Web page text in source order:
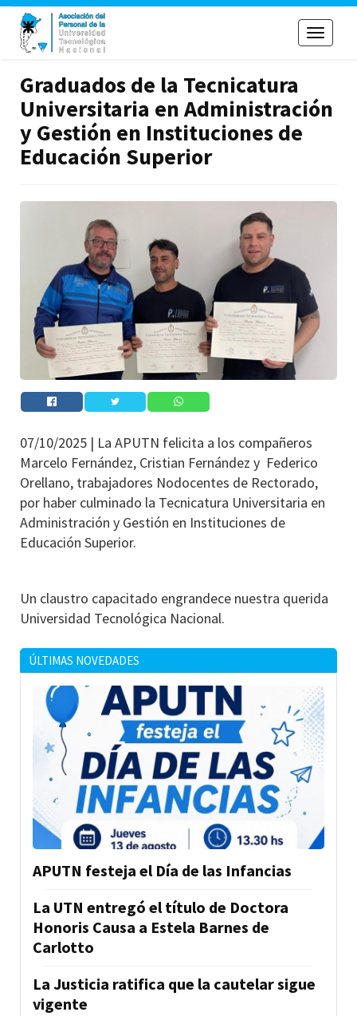
Toggle
Graduados de la Tecnicatura
Universitaria en Administración
y Gestión en Instituciones de
Educación Superior
07/10/2025 | La APUTN felicita a los compañeros
Marcelo Fernández, Cristian Fernández y Federico
Orellano, trabajadores Nodocentes de Rectorado,
por haber culminado la Tecnicatura Universitaria en
Administración y Gestión en Instituciones de
Educación Superior.
Un claustro capacitado engrandece nuestra querida
Universidad Tecnológica Nacional.
ÚLTIMAS NOVEDADES
APUTN festeja el Día de las Infancias
La UTN entregó el título de Doctora
Honoris Causa a Estela Barnes de
Carlotto
La Justicia ratifica que la cautelar sigue
vigente